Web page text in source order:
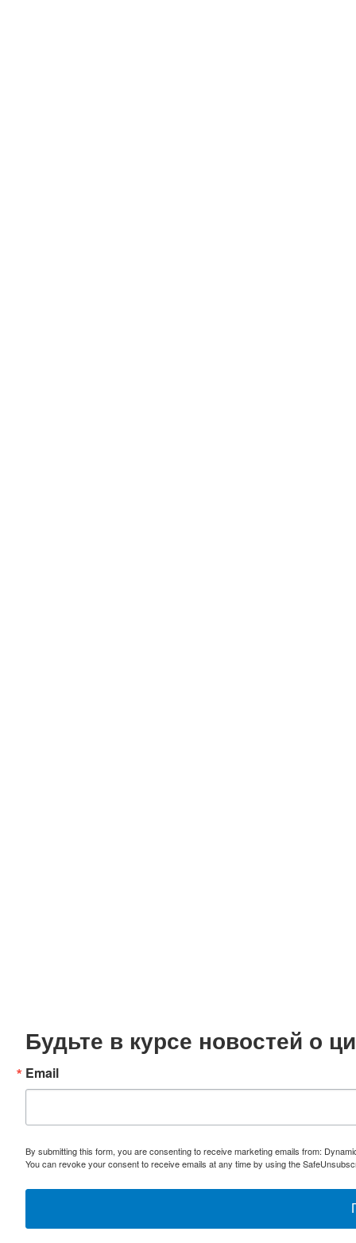
Будьте в курсе новостей о
Email
By submitting this form, you are consenting to receive marketing emails from:
You can revoke your consent to receive emails at any time by using the